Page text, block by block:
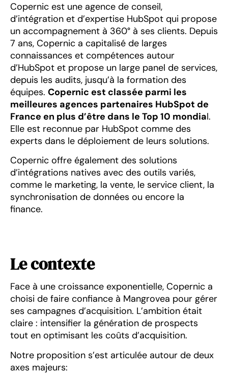
Copernic est une agence de conseil,
d’intégration et d’expertise HubSpot qui propose
un accompagnement à 360° à ses clients. Depuis
7 ans, Copernic a capitalisé de larges
connaissances et compétences autour
d’HubSpot et propose un large panel de services,
depuis les audits, jusqu’à la formation des
équipes. Copernic est classée parmi les
meilleures agences partenaires HubSpot de
France en plus d’être dans le Top 10 mondial.
Elle est reconnue par HubSpot comme des
experts dans le déploiement de leurs solutions.
Copernic offre également des solutions
d’intégrations natives avec des outils variés,
comme le marketing, la vente, le service client, la
synchronisation de données ou encore la
finance.
Le contexte
Face à une croissance exponentielle, Copernic a
choisi de faire confiance à Mangrovea pour gérer
ses campagnes d’acquisition. L’ambition était
claire : intensifier la génération de prospects
tout en optimisant les coûts d’acquisition.
Notre proposition s’est articulée autour de deux
axes majeurs: